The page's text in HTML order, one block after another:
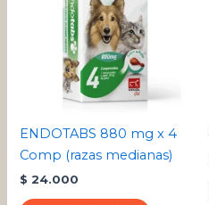
ENDOTABS 880 mg x 4
Comp (razas medianas)
$ 24.000